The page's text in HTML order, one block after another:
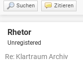
Suchen Zitieren
Rhetor
Unregistered
Re: Klartraum Archiv